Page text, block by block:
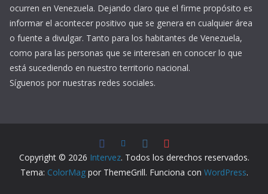
ocurren en Venezuela. Dejando claro que el firme propósito es
informar el acontecer positivo que se genera en cualquier área
o fuente a divulgar. Tanto para los habitantes de Venezuela,
como para las personas que se interesan en conocer lo que
está sucediendo en nuestro territorio nacional.
Síguenos por nuestras redes sociales.
Copyright © 2026 Intervez. Todos los derechos reservados.
Tema: ColorMagpor ThemeGrill. Funciona con WordPress.